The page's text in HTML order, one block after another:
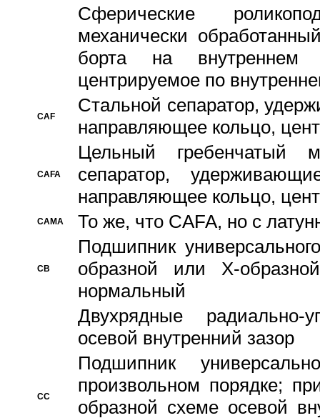
Сферические
механически
борта на внутреннем
центрируемое по
CAF
Стальной сепаратор,
направляющее кольцо,
CAFA
Цельный гребенчатый
сепаратор,
направляющее кольцо,
CAMA То же, что CAFA, но с
CB
Подшипник
образной или Х-
нормальный
Двухрядные радиально-
осевой внутренний зазор
CC
Подшипник
произвольном порядке;
образной схеме осевой